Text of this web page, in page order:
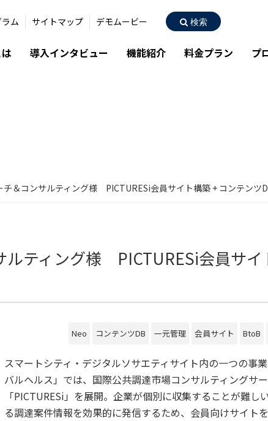
ム サイトマップ デモムービー 検索
導入インタビュー 機能紹介 料金プラン プ
チ＆コンサルティング様 PICTURESi会員サイト構築 + コンテンツ
ルティング様 PICTURESi会員サイ
Neo コンテンツDB 一元管理 会員サイト BtoB
スマートシティ・デジタルソサエティサイト内の一つの事
バルヘルス」では、国際公共調達市場コンサルティングサ
「PICTURESi」を展開。企業が個別に収集することが難し
る調達案件情報を効果的に発信するため、会員向けサイト